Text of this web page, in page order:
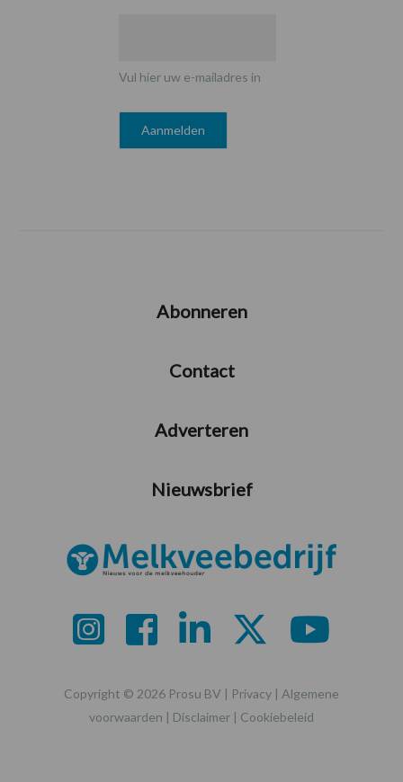
Vul hier uw e-mailadres in
Abonneren
Contact
Adverteren
Nieuwsbrief
Copyright © 2026 Prosu BV | Privacy | Algemene
voorwaarden | Disclaimer | Cookiebeleid